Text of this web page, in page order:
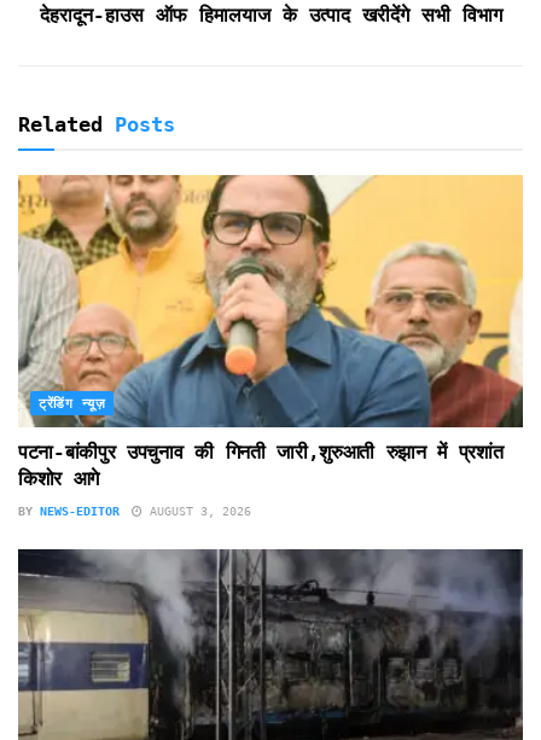
देहरादून-हाउस ऑफ हिमालयाज के उत्पाद खरीदेंगे सभी विभाग
Related Posts
ट्रेंडिंग न्यूज़
पटना-बांकीपुर उपचुनाव की गिनती जारी,शुरुआती रुझान में प्रशांत
किशोर आगे
BY NEWS-EDITOR AUGUST 3, 2026